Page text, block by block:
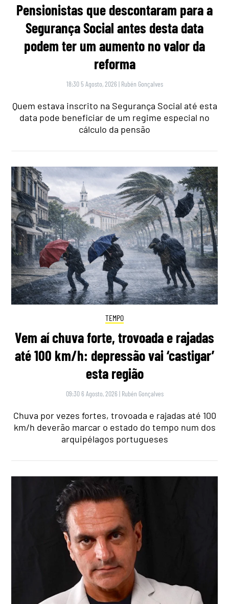
Pensionistas que descontaram para a
Segurança Social antes desta data
podem ter um aumento no valor da
reforma
18:30 5 Agosto, 2026 | Rubén Gonçalves
Quem estava inscrito na Segurança Social até esta
data pode beneficiar de um regime especial no
cálculo da pensão
TEMPO
Vem aí chuva forte, trovoada e rajadas
até 100 km/h: depressão vai ‘castigar’
esta região
09:30 6 Agosto, 2026 | Rubén Gonçalves
Chuva por vezes fortes, trovoada e rajadas até 100
km/h deverão marcar o estado do tempo num dos
arquipélagos portugueses